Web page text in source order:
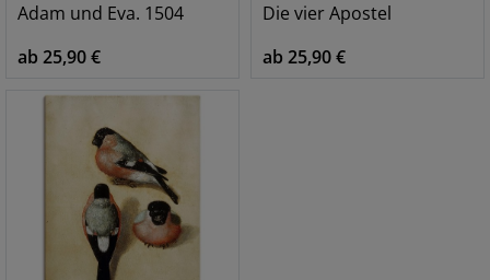
Adam und Eva. 1504
ab 25,90 €
Die vier Apostel
ab 25,90 €